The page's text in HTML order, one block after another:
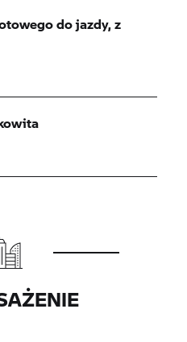
do jazdy, z